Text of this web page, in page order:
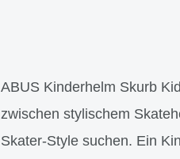
ABUS Kinderhelm Skurb
zwischen stylischem
Skater-Style suchen. Ein